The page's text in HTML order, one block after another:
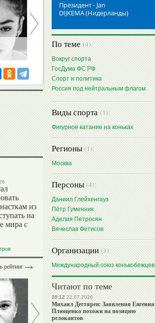
Вячеслав
ФЕТИСОВ
из
на
мира с
рейтинг
Президент - Jan
DIJKEMA (Нидерланды)
По теме(4):
Вокруг спорта
ГосДума ФС РФ
Спорт и политика
Россия под нейтральным флагом
Виды спорта(1):
Фигурное катание на коньках
Регионы(1):
Москва
Персоны(4):
Даниил Глейхенгауз
Пётр Гуменник
Аделия Петросян
Вячеслав Фетисов
Организации(1):
Международный союз конькобежцев
Читают по теме
20:1222.07.2026
Михаил Дегтярев: Заявления Евгения
Плющенко похожи на позицию
релокантов